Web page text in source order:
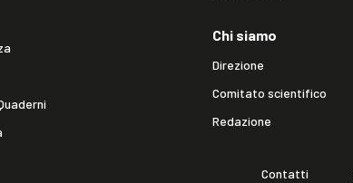
Chi siamo
Direzione
Comitato scientifico
Redazione
Contatti